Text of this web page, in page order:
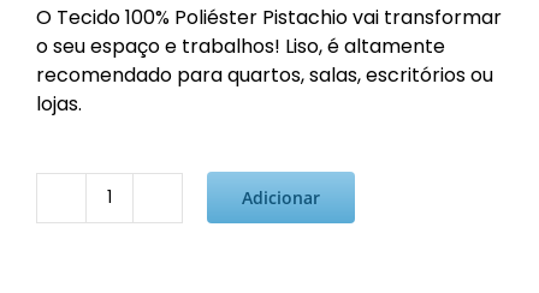
O Tecido 100% Poliéster Pistachio vai transformar
o seu espaço e trabalhos! Liso, é altamente
recomendado para quartos, salas, escritórios ou
lojas.
Quantidade
Adicionar